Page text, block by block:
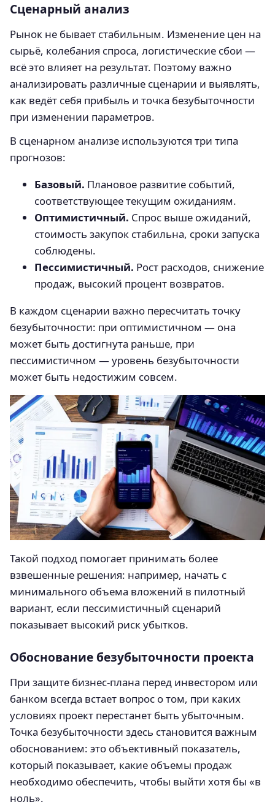
Сценарный анализ
Рынок не бывает стабильным. Изменение цен на
сырьё, колебания спроса, логистические сбои —
всё это влияет на результат. Поэтому важно
анализировать различные сценарии и выявлять,
как ведёт себя прибыль и точка безубыточности
при изменении параметров.
В сценарном анализе используются три типа
прогнозов:
Базовый. Плановое развитие событий,
соответствующее текущим ожиданиям.
Оптимистичный. Спрос выше ожиданий,
стоимость закупок стабильна, сроки запуска
соблюдены.
Пессимистичный. Рост расходов, снижение
продаж, высокий процент возвратов.
В каждом сценарии важно пересчитать точку
безубыточности: при оптимистичном — она
может быть достигнута раньше, при
пессимистичном — уровень безубыточности
может быть недостижим совсем.
Такой подход помогает принимать более
взвешенные решения: например, начать с
минимального объема вложений в пилотный
вариант, если пессимистичный сценарий
показывает высокий риск убытков.
Обоснование безубыточности проекта
При защите бизнес-плана перед инвестором или
банком всегда встает вопрос о том, при каких
условиях проект перестанет быть убыточным.
Точка безубыточности здесь становится важным
обоснованием: это объективный показатель,
который показывает, какие объемы продаж
необходимо обеспечить, чтобы выйти хотя бы «в
ноль».